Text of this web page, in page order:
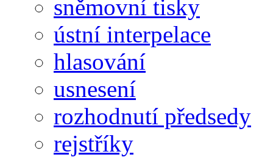
sněmovní tisky
ústní interpelace
hlasování
usnesení
rozhodnutí předsedy
rejstříky